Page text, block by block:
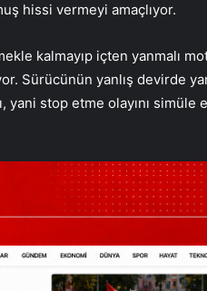
hissi vermeyi amaçlıyor.
kalmayıp içten yanmalı
Sürücünün yanlış devirde
yani stop etme olayını simüle